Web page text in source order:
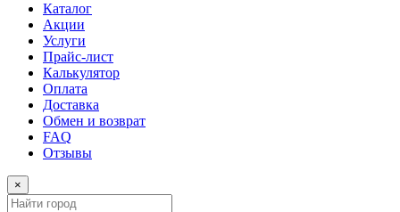
Каталог
Акции
Услуги
Прайс-лист
Калькулятор
Оплата
Доставка
Обмен и возврат
FAQ
Отзывы
×